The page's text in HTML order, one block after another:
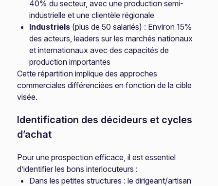
40% du secteur, avec une production semi-
industrielle et une clientèle régionale
Industriels (plus de 50 salariés) : Environ 15%
des acteurs, leaders sur les marchés nationaux
et internationaux avec des capacités de
production importantes
Cette répartition implique des approches
commerciales différenciées en fonction de la cible
visée.
Identification des décideurs et cycles
d’achat
Pour une prospection efficace, il est essentiel
d’identifier les bons interlocuteurs :
Dans les petites structures : le dirigeant/artisan